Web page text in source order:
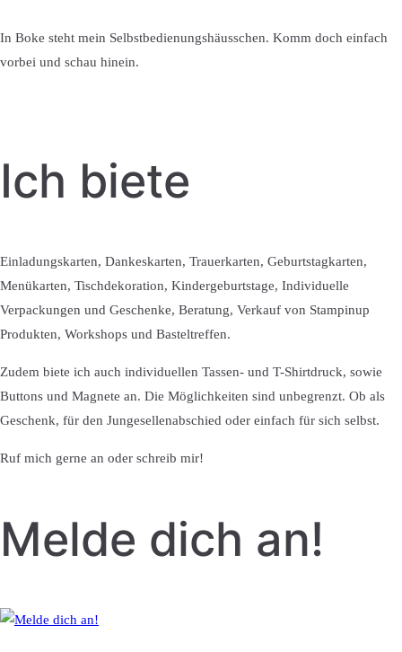
In Boke steht mein Selbstbedienungshäusschen. Komm doch einfach
vorbei und schau hinein.
Ich biete
Einladungskarten, Dankeskarten, Trauerkarten, Geburtstagkarten,
Menükarten, Tischdekoration, Kindergeburtstage, Individuelle
Verpackungen und Geschenke, Beratung, Verkauf von Stampinup
Produkten, Workshops und Basteltreffen.
Zudem biete ich auch individuellen Tassen- und T-Shirtdruck, sowie
Buttons und Magnete an. Die Möglichkeiten sind unbegrenzt. Ob als
Geschenk, für den Jungesellenabschied oder einfach für sich selbst.
Ruf mich gerne an oder schreib mir!
Melde dich an!